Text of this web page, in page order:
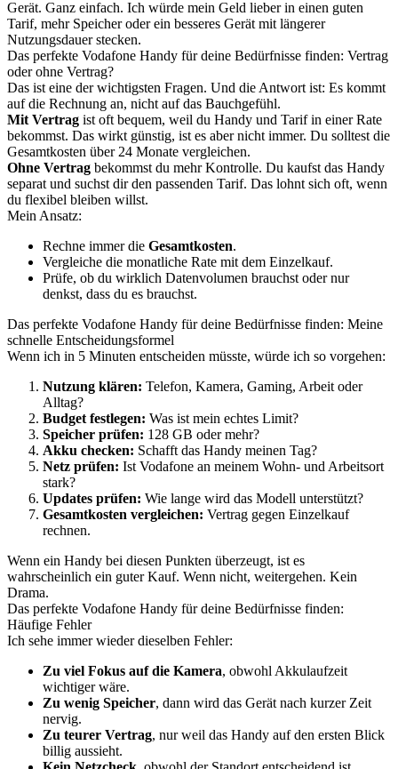
Gerät. Ganz einfach. Ich würde mein Geld lieber in einen guten
Tarif, mehr Speicher oder ein besseres Gerät mit längerer
Nutzungsdauer stecken.
Das perfekte Vodafone Handy für deine Bedürfnisse finden: Vertrag
oder ohne Vertrag?
Das ist eine der wichtigsten Fragen. Und die Antwort ist: Es kommt
auf die Rechnung an, nicht auf das Bauchgefühl.
Mit Vertrag ist oft bequem, weil du Handy und Tarif in einer Rate
bekommst. Das wirkt günstig, ist es aber nicht immer. Du solltest die
Gesamtkosten über 24 Monate vergleichen.
Ohne Vertrag bekommst du mehr Kontrolle. Du kaufst das Handy
separat und suchst dir den passenden Tarif. Das lohnt sich oft, wenn
du flexibel bleiben willst.
Mein Ansatz:
Rechne immer die Gesamtkosten.
Vergleiche die monatliche Rate mit dem Einzelkauf.
Prüfe, ob du wirklich Datenvolumen brauchst oder nur
denkst, dass du es brauchst.
Das perfekte Vodafone Handy für deine Bedürfnisse finden: Meine
schnelle Entscheidungsformel
Wenn ich in 5 Minuten entscheiden müsste, würde ich so vorgehen:
Nutzung klären: Telefon, Kamera, Gaming, Arbeit oder
Alltag?
Budget festlegen: Was ist mein echtes Limit?
Speicher prüfen: 128 GB oder mehr?
Akku checken: Schafft das Handy meinen Tag?
Netz prüfen: Ist Vodafone an meinem Wohn- und Arbeitsort
stark?
Updates prüfen: Wie lange wird das Modell unterstützt?
Gesamtkosten vergleichen: Vertrag gegen Einzelkauf
rechnen.
Wenn ein Handy bei diesen Punkten überzeugt, ist es
wahrscheinlich ein guter Kauf. Wenn nicht, weitergehen. Kein
Drama.
Das perfekte Vodafone Handy für deine Bedürfnisse finden:
Häufige Fehler
Ich sehe immer wieder dieselben Fehler:
Zu viel Fokus auf die Kamera, obwohl Akkulaufzeit
wichtiger wäre.
Zu wenig Speicher, dann wird das Gerät nach kurzer Zeit
nervig.
Zu teurer Vertrag, nur weil das Handy auf den ersten Blick
billig aussieht.